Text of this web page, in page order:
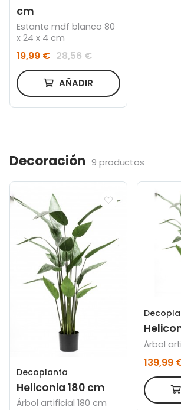
cm
Estante mdf blanco 80
x 24 x 4 cm
19,99 € 28,56 €
AÑADIR
Decoración 9 productos
Decoplanta
Heliconia 180 cm
Árbol artificial 180 cm
Árbol
139,99